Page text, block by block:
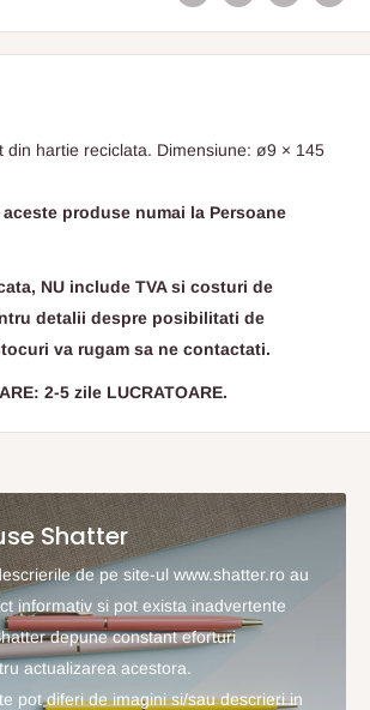
din hartie reciclata. Dimensiune: ø9 × 145
produse numai la Persoane
NU include TVA si costuri de
detalii despre posibilitati de
va rugam sa ne contactati.
2-5 zile LUCRATOARE.
Shatter
de pe site-ul www.shatter.ro au
informativ si pot exista inadvertente
depune constant eforturi
actualizarea acestora.
pot diferi de imagini si/sau descrieri in